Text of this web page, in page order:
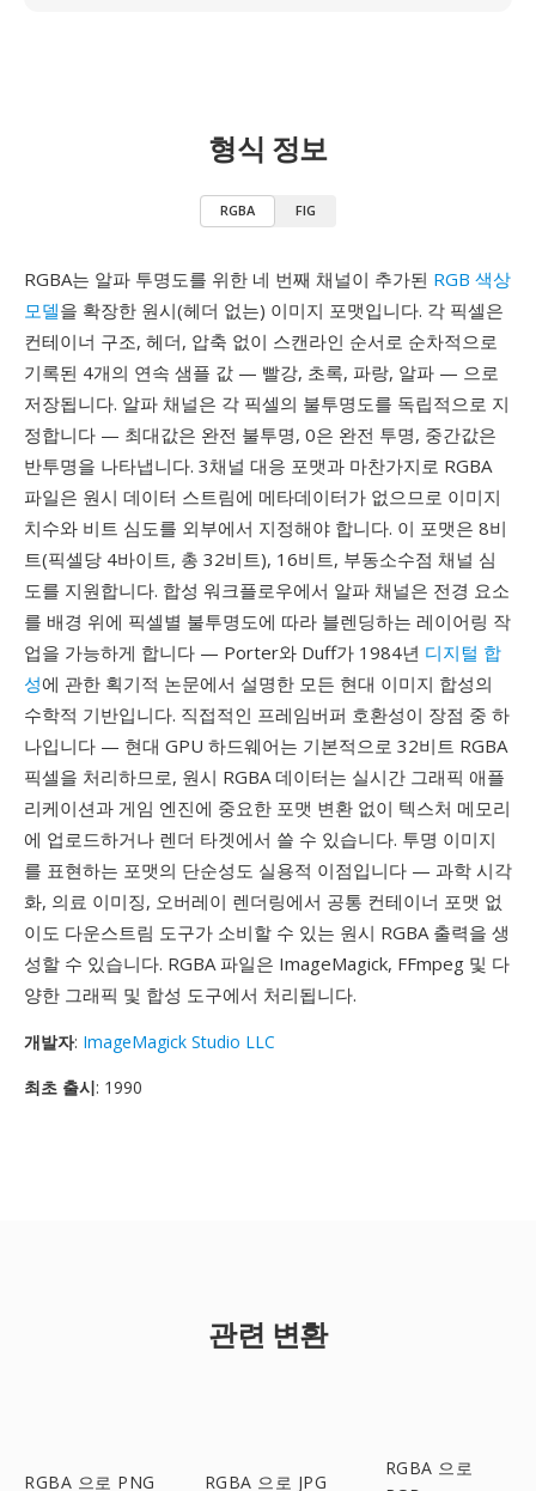
형식 정보
RGBA FIG
RGBA는 알파 투명도를 위한 네 번째 채널이 추가된 RGB 색상
모델을 확장한 원시(헤더 없는) 이미지 포맷입니다. 각 픽셀은
컨테이너 구조, 헤더, 압축 없이 스캔라인 순서로 순차적으로
기록된 4개의 연속 샘플 값 — 빨강, 초록, 파랑, 알파 — 으로
저장됩니다. 알파 채널은 각 픽셀의 불투명도를 독립적으로 지
정합니다 — 최대값은 완전 불투명, 0은 완전 투명, 중간값은
반투명을 나타냅니다. 3채널 대응 포맷과 마찬가지로 RGBA
파일은 원시 데이터 스트림에 메타데이터가 없으므로 이미지
치수와 비트 심도를 외부에서 지정해야 합니다. 이 포맷은 8비
트(픽셀당 4바이트, 총 32비트), 16비트, 부동소수점 채널 심
도를 지원합니다. 합성 워크플로우에서 알파 채널은 전경 요소
를 배경 위에 픽셀별 불투명도에 따라 블렌딩하는 레이어링 작
업을 가능하게 합니다 — Porter와 Duff가 1984년 디지털 합
성에 관한 획기적 논문에서 설명한 모든 현대 이미지 합성의
수학적 기반입니다. 직접적인 프레임버퍼 호환성이 장점 중 하
나입니다 — 현대 GPU 하드웨어는 기본적으로 32비트 RGBA
픽셀을 처리하므로, 원시 RGBA 데이터는 실시간 그래픽 애플
리케이션과 게임 엔진에 중요한 포맷 변환 없이 텍스처 메모리
에 업로드하거나 렌더 타겟에서 쓸 수 있습니다. 투명 이미지
를 표현하는 포맷의 단순성도 실용적 이점입니다 — 과학 시각
화, 의료 이미징, 오버레이 렌더링에서 공통 컨테이너 포맷 없
이도 다운스트림 도구가 소비할 수 있는 원시 RGBA 출력을 생
성할 수 있습니다. RGBA 파일은 ImageMagick, FFmpeg 및 다
양한 그래픽 및 합성 도구에서 처리됩니다.
개발자: ImageMagick Studio LLC
최초 출시: 1990
관련 변환
RGBA 으로 PNG RGBA 으로 JPG
RGBA 으로